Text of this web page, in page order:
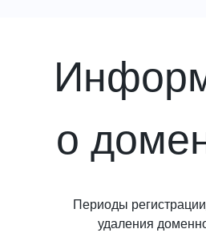
о
Периоды
удаления